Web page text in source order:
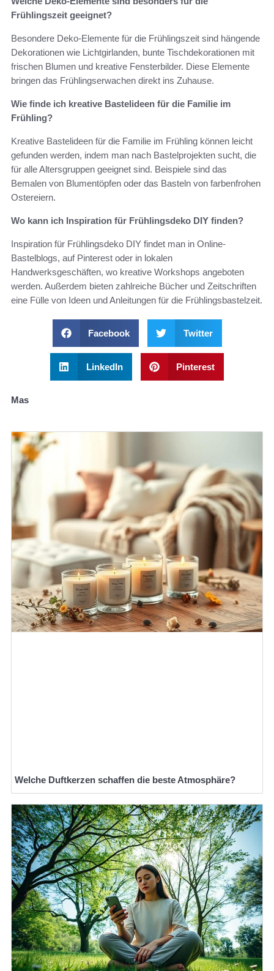
Frühlingszeit geeignet?
Besondere Deko-Elemente für die Frühlingszeit sind hängende
Dekorationen wie Lichtgirlanden, bunte Tischdekorationen mit
frischen Blumen und kreative Fensterbilder. Diese Elemente
bringen das Frühlingserwachen direkt ins Zuhause.
Wie finde ich kreative Bastelideen für die Familie im
Frühling?
Kreative Bastelideen für die Familie im Frühling können leicht
gefunden werden, indem man nach Bastelprojekten sucht, die
für alle Altersgruppen geeignet sind. Beispiele sind das
Bemalen von Blumentöpfen oder das Basteln von farbenfrohen
Ostereiern.
Wo kann ich Inspiration für Frühlingsdeko DIY finden?
Inspiration für Frühlingsdeko DIY findet man in Online-
Bastelblogs, auf Pinterest oder in lokalen
Handwerksgeschäften, wo kreative Workshops angeboten
werden. Außerdem bieten zahlreiche Bücher und Zeitschriften
eine Fülle von Ideen und Anleitungen für die Frühlingsbastelzeit.
Facebook Twitter
LinkedIn Pinterest
Mas
Welche Duftkerzen schaffen die beste Atmosphäre?